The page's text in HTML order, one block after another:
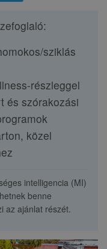
sziklás
részleggel
és szórakozási
közel
intelligencia (MI)
benne
az ajánlat részét.